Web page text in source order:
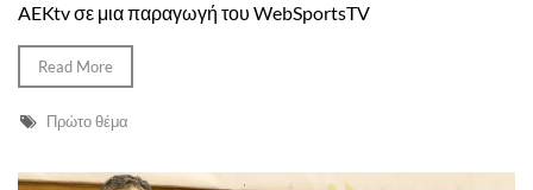
AEKtv σε μια παραγωγή του WebSportsTV
Read More
Πρώτο θέμα